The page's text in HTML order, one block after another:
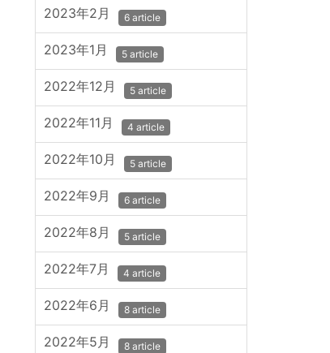
2023年2月 6 article
2023年1月 5 article
2022年12月 5 article
2022年11月 4 article
2022年10月 5 article
2022年9月 6 article
2022年8月 5 article
2022年7月 4 article
2022年6月 8 article
2022年5月 8 article